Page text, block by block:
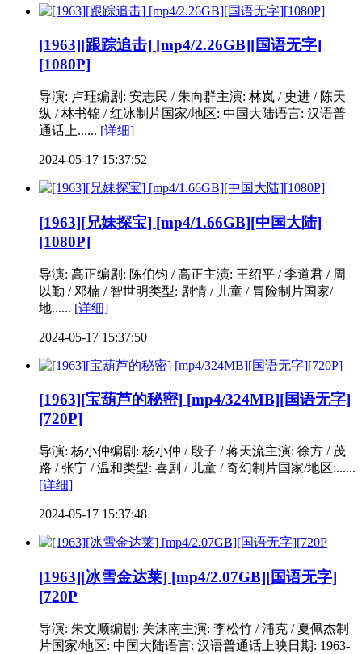
[1963][跟踪追击] [mp4/2.26GB][国语无字]
[1080P]
导演: 卢珏编剧: 安志民 / 朱向群主演: 林岚 / 史进 / 陈天
纵 / 林书锦 / 红冰制片国家/地区: 中国大陆语言: 汉语普
通话上...... [详细]
2024-05-17 15:37:52
[1963][兄妹探宝] [mp4/1.66GB][中国大陆]
[1080P]
导演: 高正编剧: 陈伯钧 / 高正主演: 王绍平 / 李道君 / 周
以勤 / 邓楠 / 智世明类型: 剧情 / 儿童 / 冒险制片国家/
地...... [详细]
2024-05-17 15:37:50
[1963][宝葫芦的秘密] [mp4/324MB][国语无字]
[720P]
导演: 杨小仲编剧: 杨小仲 / 殷子 / 蒋天流主演: 徐方 / 茂
路 / 张宁 / 温和类型: 喜剧 / 儿童 / 奇幻制片国家/地区:......
[详细]
2024-05-17 15:37:48
[1963][冰雪金达莱] [mp4/2.07GB][国语无字]
[720P
导演: 朱文顺编剧: 关沫南主演: 李松竹 / 浦克 / 夏佩杰制
片国家/地区: 中国大陆语言: 汉语普通话上映日期: 1963-